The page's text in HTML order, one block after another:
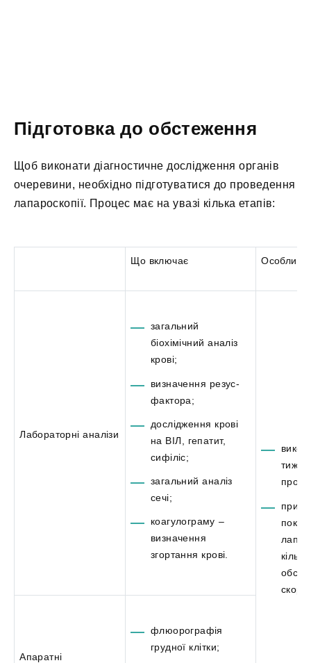
Підготовка до обстеження
Щоб виконати діагностичне дослідження органів
очеревини, необхідно підготуватися до проведення
лапароскопії. Процес має на увазі кілька етапів:
Що включає
Лабораторні аналізи
загальний
біохімічний аналіз
крові;
визначення резус-
фактора;
дослідження крові
на ВІЛ, гепатит,
сифіліс;
загальний аналіз
сечі;
коагулограму –
визначення
згортання крові.
тижні
при
Апаратні
флюорографія
грудної клітки;